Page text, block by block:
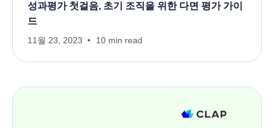
성과평가 첫걸음, 초기 조직을 위한 다면 평가 가이
드
11월 23, 2023 10 min read